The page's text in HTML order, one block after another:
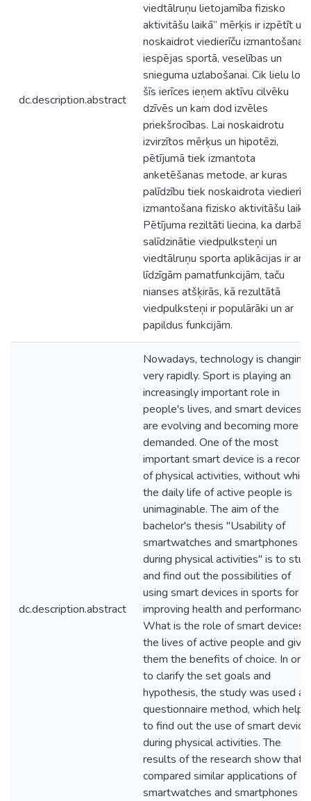
dc.description.abstract
viedtālruņu lietojamība fizisko
aktivitāšu laikā” mērķis ir izpētīt un
noskaidrot viedierīču izmantošanas
iespējas sportā, veselības un
snieguma uzlabošanai. Cik lielu
šīs ierīces ieņem aktīvu cilvēku
dzīvēs un kam dod izvēles
priekšrocības. Lai noskaidrotu
izvirzītos mērķus un hipotēzi,
pētījumā tiek izmantota
anketēšanas metode, ar kuras
palīdzību tiek noskaidrota viedierīču
izmantošana fizisko aktivitāšu laikā.
Pētījuma reziltāti liecina, ka darbā
salīdzinātie viedpulksteņi un
viedtālruņu sporta aplikācijas ir ar
līdzīgām pamatfunkcijām, taču
nianses atšķirās, kā rezultātā
viedpulksteņi ir populārāki un ar
papildus funkcijām.
dc.description.abstract
Nowadays, technology is changing
very rapidly. Sport is playing an
increasingly important role in
people's lives, and smart devices
are evolving and becoming more
demanded. One of the most
important smart device is a
of physical activities, without which
the daily life of active people is
unimaginable. The aim of the
bachelor's thesis "Usability of
smartwatches and smartphones
during physical activities" is to
and find out the possibilities of
using smart devices in sports for
improving health and performance.
What is the role of smart devices
the lives of active people and give
them the benefits of choice. In
to clarify the set goals and
hypothesis, the study was used a
questionnaire method, which
to find out the use of smart
during physical activities. The
results of the research show that
compared similar applications of
smartwatches and smartphones